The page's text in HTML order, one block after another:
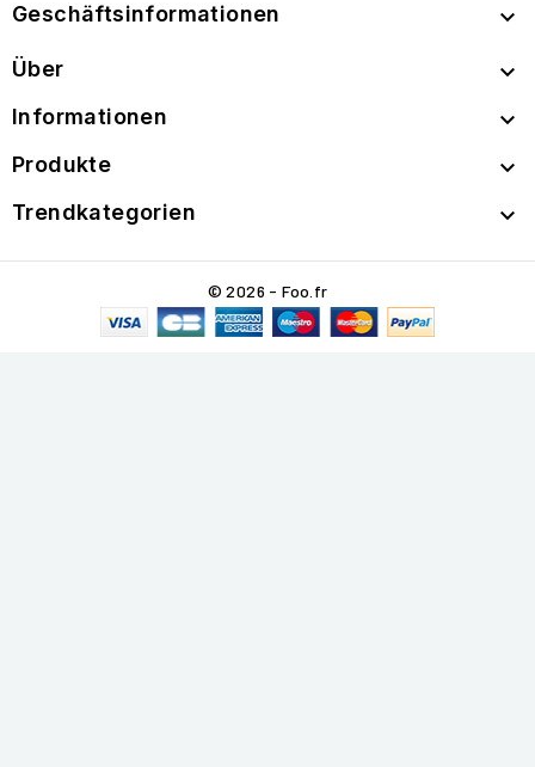
Geschäftsinformationen 
Über 
Informationen 
Produkte 
Trendkategorien 
© 2026 - Foo.fr